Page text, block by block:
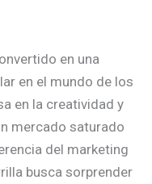
en una
en el mundo de los
en la creatividad y
mercado saturado
del marketing
busca sorprender